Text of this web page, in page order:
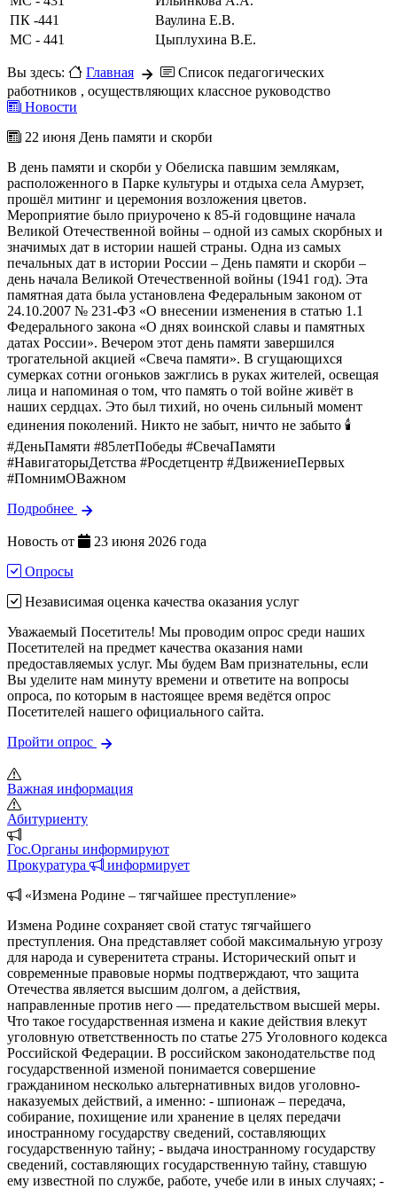
ПК -441
Ваулина Е.В.
МС - 441
Цыплухина В.Е.
Вы здесь: Главная
Список педагогических
работников , осуществляющих классное руководство
Новости
22 июня День памяти и скорби
В день памяти и скорби у Обелиска павшим землякам,
расположенного в Парке культуры и отдыха села Амурзет,
прошёл митинг и церемония возложения цветов.
Мероприятие было приурочено к 85-й годовщине начала
Великой Отечественной войны – одной из самых скорбных и
значимых дат в истории нашей страны. Одна из самых
печальных дат в истории России – День памяти и скорби –
день начала Великой Отечественной войны (1941 год). Эта
памятная дата была установлена Федеральным законом от
24.10.2007 № 231-ФЗ «О внесении изменения в статью 1.1
Федерального закона «О днях воинской славы и памятных
датах России». Вечером этот день памяти завершился
трогательной акцией «Свеча памяти». В сгущающихся
сумерках сотни огоньков зажглись в руках жителей, освещая
лица и напоминая о том, что память о той войне живёт в
наших сердцах. Это был тихий, но очень сильный момент
единения поколений. Никто не забыт, ничто не забыто 🕯️
#ДеньПамяти #85летПобеды #СвечаПамяти
#НавигаторыДетства #Росдетцентр #ДвижениеПервых
#ПомнимОВажном
Подробнее
Новость от
23 июня 2026 года
Опросы
Независимая оценка качества оказания услуг
Уважаемый Посетитель! Мы проводим опрос среди наших
Посетителей на предмет качества оказания нами
предоставляемых услуг. Мы будем Вам признательны, если
Вы уделите нам минуту времени и ответите на вопросы
опроса, по которым в настоящее время ведётся опрос
Посетителей нашего официального сайта.
Пройти опрос
Важная информация
Абитуриенту
Гос.Органы информируют
Прокуратура
информирует
«Измена Родине – тягчайшее преступление»
Измена Родине сохраняет свой статус тягчайшего
преступления. Она представляет собой максимальную угрозу
для народа и суверенитета страны. Исторический опыт и
современные правовые нормы подтверждают, что защита
Отечества является высшим долгом, а действия,
направленные против него — предательством высшей меры.
Что такое государственная измена и какие действия влекут
уголовную ответственность по статье 275 Уголовного кодекса
Российской Федерации. В российском законодательстве под
государственной изменой понимается совершение
гражданином несколько альтернативных видов уголовно-
наказуемых действий, а именно: - шпионаж – передача,
собирание, похищение или хранение в целях передачи
иностранному государству сведений, составляющих
государственную тайну; - выдача иностранному государству
сведений, составляющих государственную тайну, ставшую
ему известной по службе, работе, учебе или в иных случаях; -